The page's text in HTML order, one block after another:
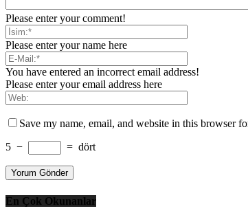
Please enter your comment!
Please enter your name here
You have entered an incorrect email address!
Please enter your email address here
Save my name, email, and website in this browser
5 − = dört
En Çok Okunanlar